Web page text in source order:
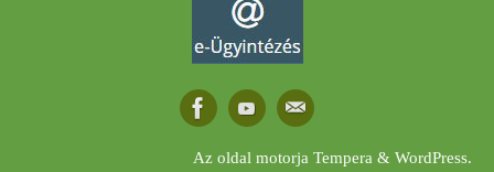
Az oldal motorja Tempera & WordPress.